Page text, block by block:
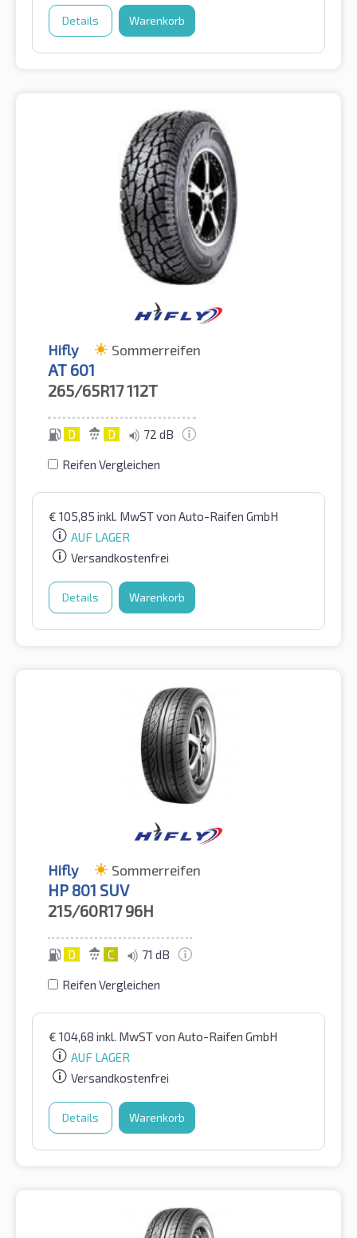
Details Warenkorb
Hifly Sommerreifen
AT 601
265/65R17112T
D D 72 dB
Reifen Vergleichen
€ 105,85 inkl. MwSTvon Auto-Raifen GmbH
AUF LAGER
Versandkostenfrei
Details Warenkorb
Hifly Sommerreifen
HP 801 SUV
215/60R17 96H
D C 71 dB
Reifen Vergleichen
€ 104,68 inkl. MwSTvon Auto-Raifen GmbH
AUF LAGER
Versandkostenfrei
Details Warenkorb